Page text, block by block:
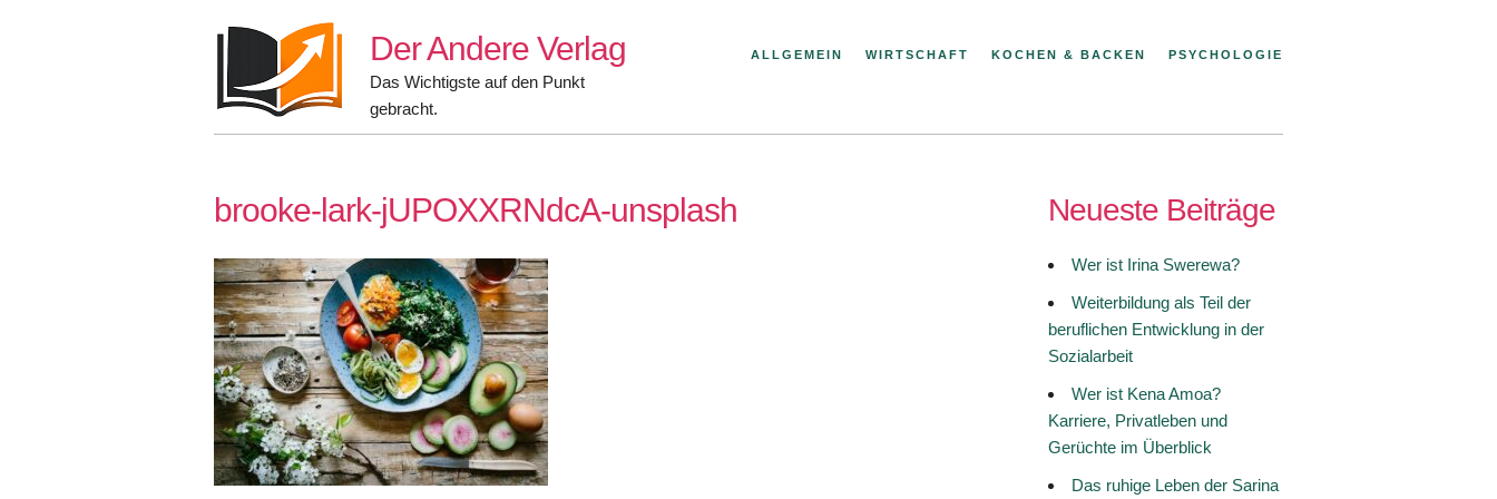
Der Andere Verlag
Das Wichtigste auf den Punkt
gebracht.
ALLGEMEIN WIRTSCHAFT KOCHEN & BACKEN PSYCHOLOGIE
brooke-lark-jUPOXXRNdcA-unsplash Neueste Beiträge
Wer ist Irina Swerewa?
Weiterbildung als Teil der
beruflichen Entwicklung in der
Sozialarbeit
Wer ist Kena Amoa?
Karriere, Privatleben und
Gerüchte im Überblick
Das ruhige Leben der Sarina